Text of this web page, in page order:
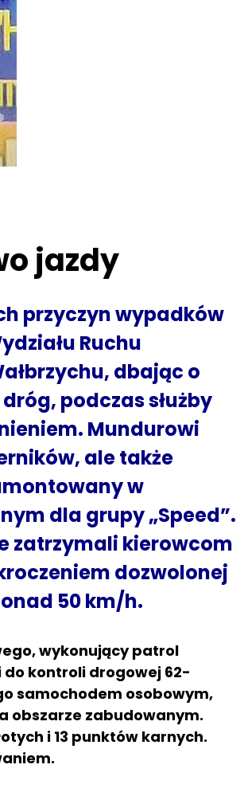
jazdy
przyczyn wypadków
Ruchu
dbając o
podczas służby
Mundurowi
ale także
w
dla grupy „Speed”.
zatrzymali kierowcom
dozwolonej
50 km/h.
wykonujący patrol
do kontroli drogowej 62-
samochodem osobowym,
obszarze zabudowanym.
i 13 punktów karnych.